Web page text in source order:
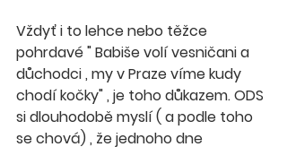
Vždyť i to lehce nebo těžce
pohrdavé " Babiše volí vesničani a
důchodci , my v Praze víme kudy
chodí kočky" , je toho důkazem. ODS
si dlouhodobě myslí ( a podle toho
se chová) , že jednoho dne